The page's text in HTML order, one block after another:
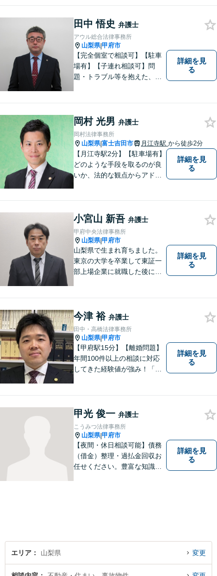
なんでもご相談ください。将
来を見据えた適切なソリュー
ションをご提案いたします。
田中 悟史 弁護士
アウル総合法律事務所
山梨県|甲府市
【完全個室で相談可】【駐車
場有】【子連れ相談可】問
題・トラブル等を抱えた、ま
分析し、解決に向けてどのよ
うな方法・手段を取ることが
良いのか等を助言させていた
だきます。
詳細を見
る
岡村 光男 弁護士
岡村法律事務所
山梨県|富士吉田市 月江寺駅 から徒歩2分
【月江寺駅2分】【駐車場有】
どのような手段を取るのが良
いか、法的な観点からアドバ
詳細を見
る
小宮山 新吾 弁護士
甲府中央法律事務所
山梨県|甲府市
山梨県で生まれ育ちました。
東京の大学を卒業して東証一
部上場企業に就職した後に司
に弁護士登録した後は、山梨
県内を中心に様々な案件を取
り扱ってきました。
詳細を見
る
今津 裕 弁護士
田中・高橋法律事務所
山梨県|甲府市
【甲府駅15分】【離婚問題】
年間100件以上の相談に対応
してきた経験値が強み！「離
の作成や相続人の紛争解決ま
で幅広く対応できます【初回
面談無料】
詳細を見
る
甲光 俊一 弁護士
こうみつ法律事務所
山梨県|甲府市
【夜間・休日相談可能】債務
（借金）整理・過払金回収お
任せください。豊富な知識・
詳細を見
る
エリア 山梨県 変更